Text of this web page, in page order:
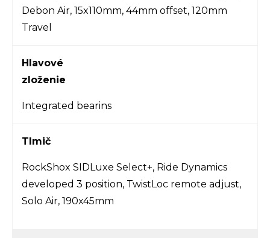
Debon Air, 15x110mm, 44mm offset, 120mm
Travel
Hlavové
zloženie
Integrated bearins
Tlmič
RockShox SIDLuxe Select+, Ride Dynamics
developed 3 position, TwistLoc remote adjust,
Solo Air, 190x45mm